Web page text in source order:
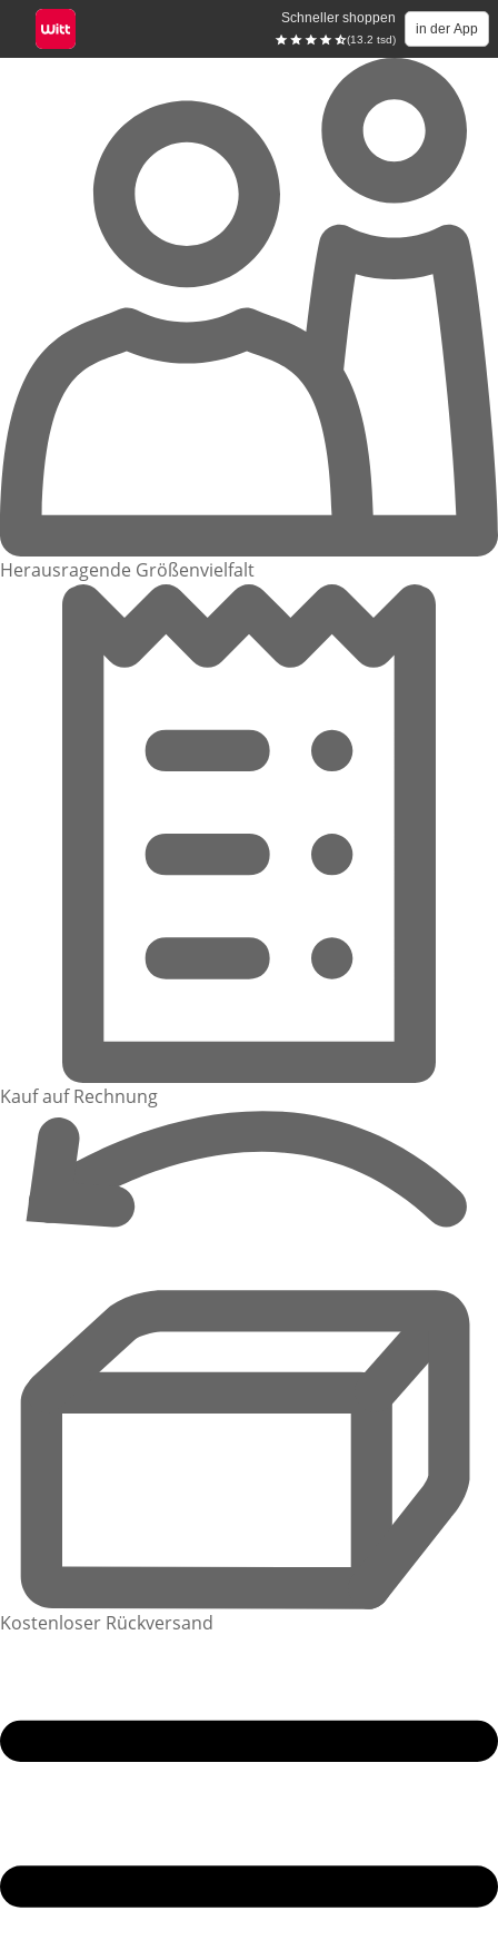
Schneller shoppen
(13.2 tsd)
in der App
Herausragende Größenvielfalt
Kauf auf Rechnung
Kostenloser Rückversand